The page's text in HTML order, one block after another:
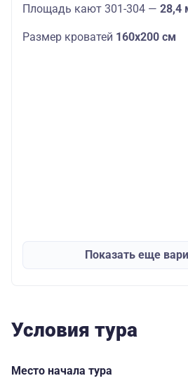
Площадь кают 301-304 — 28,4
Размер кроватей 160х200 см
Показать еще
Условия тура
Место начала тура